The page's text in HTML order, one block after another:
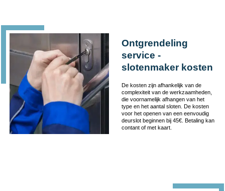
Ontgrendeling
service -
slotenmaker kosten
De kosten zijn afhankelijk van de
complexiteit van de werkzaamheden,
die voornamelijk afhangen van het
type en het aantal sloten. De kosten
voor het openen van een eenvoudig
deurslot beginnen bij 45€. Betaling kan
contant of met kaart.